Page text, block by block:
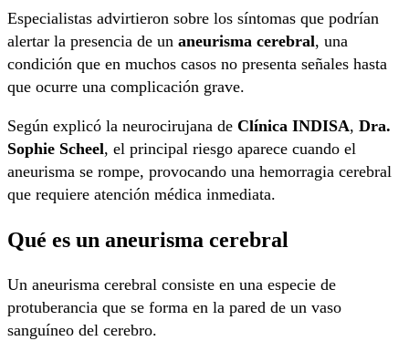
Especialistas advirtieron sobre los síntomas que podrían
alertar la presencia de un aneurisma cerebral, una
condición que en muchos casos no presenta señales hasta
que ocurre una complicación grave.
Según explicó la neurocirujana de Clínica INDISA, Dra.
Sophie Scheel, el principal riesgo aparece cuando el
aneurisma se rompe, provocando una hemorragia cerebral
que requiere atención médica inmediata.
Qué es un aneurisma cerebral
Un aneurisma cerebral consiste en una especie de
protuberancia que se forma en la pared de un vaso
sanguíneo del cerebro.